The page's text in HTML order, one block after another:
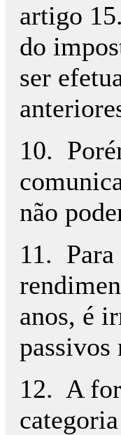
artigo
do
ser
10.
não
11. Para
anos, é
passivos
12. A